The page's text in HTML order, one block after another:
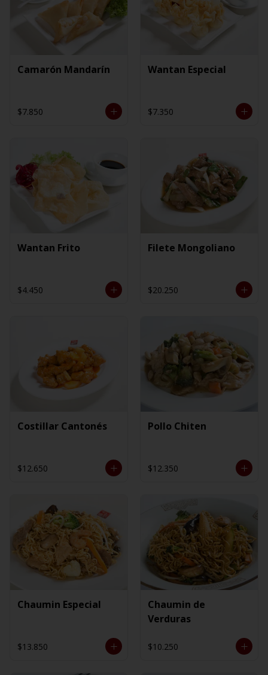
Camarón Mandarín
$7.850
Wantan Especial
$7.350
Wantan Frito
$4.450
Filete Mongoliano
$20.250
Costillar Cantonés
$12.650
Pollo Chiten
$12.350
Chaumin Especial
$13.850
Chaumin de
Verduras
$10.250